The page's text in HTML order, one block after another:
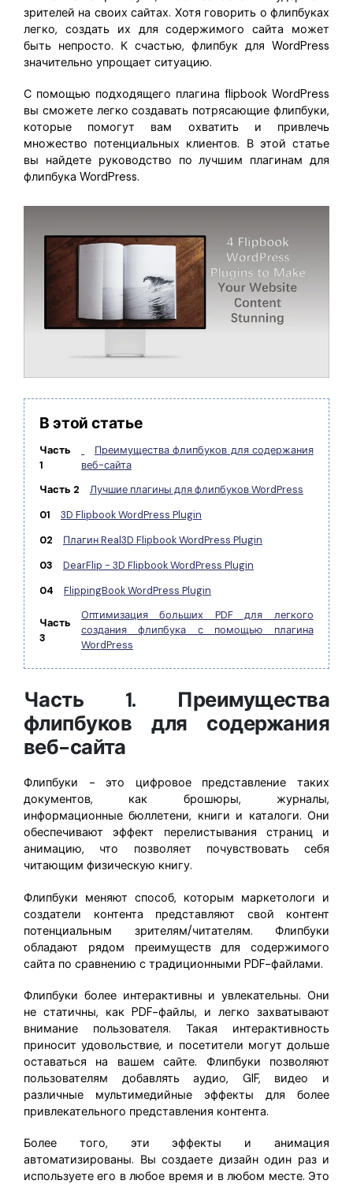
Новый PDFelement 12умнее, быстрее,
проще
От AI-функций до пакетных инструментов: новый
Скрыть фрагменты PDF
PDF OCR
Извлечение данных из PDF
Защита PDF паролем
Поделиться PDF
Комплексные решения
Юриспруденция
Здравоохранение
Финансы
Правительство
Фрилансер
Все Функции PDF
Канал на YouTube
Сообщество ВКонтакте
зрителей на своих сайтах. Хотя говорить о флипбуках
легко, создать их для содержимого сайта может
быть непросто. К счастью, флипбук для WordPress
значительно упрощает ситуацию.
С помощью подходящего плагина flipbook WordPress
вы сможете легко создавать потрясающие флипбуки,
которые помогут вам охватить и привлечь
множество потенциальных клиентов. В этой статье
вы найдете руководство по лучшим плагинам для
флипбука WordPress.
В этой статье
Часть
1
Преимущества флипбуков для содержания
веб-сайта
Часть 2
Лучшие плагины для флипбуков WordPress
01
3D Flipbook WordPress Plugin
02
Плагин Real3D Flipbook WordPress Plugin
03
DearFlip - 3D Flipbook WordPress Plugin
04
FlippingBook WordPress Plugin
Часть
3
Оптимизация больших PDF для легкого
создания флипбука с помощью плагина
WordPress
Часть 1. Преимущества
флипбуков для содержания
веб-сайта
Флипбуки - это цифровое представление таких
документов, как брошюры, журналы,
информационные бюллетени, книги и каталоги. Они
обеспечивают эффект перелистывания страниц и
анимацию, что позволяет почувствовать себя
читающим физическую книгу.
Флипбуки меняют способ, которым маркетологи и
создатели контента представляют свой контент
потенциальным зрителям/читателям. Флипбуки
обладают рядом преимуществ для содержимого
сайта по сравнению с традиционными PDF-файлами.
Флипбуки более интерактивны и увлекательны. Они
не статичны, как PDF-файлы, и легко захватывают
внимание пользователя. Такая интерактивность
приносит удовольствие, и посетители могут дольше
оставаться на вашем сайте. Флипбуки позволяют
пользователям добавлять аудио, GIF, видео и
различные мультимедийные эффекты для более
привлекательного представления контента.
Более того, эти эффекты и анимация
автоматизированы. Вы создаете дизайн один раз и
используете его в любое время и в любом месте. Это